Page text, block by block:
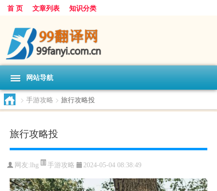
首 页 文章列表 知识分类
网站导航
> 手游攻略 > 旅行攻略投
旅行攻略投
网友: lhg 手游攻略 2024-05-04 08:38:49